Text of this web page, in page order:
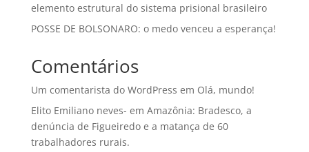
elemento estrutural do sistema prisional brasileiro
POSSE DE BOLSONARO: o medo venceu a esperança!
Comentários
Um comentarista do WordPress em Olá, mundo!
Elito Emiliano neves- em Amazônia: Bradesco, a
denúncia de Figueiredo e a matança de 60
trabalhadores rurais.